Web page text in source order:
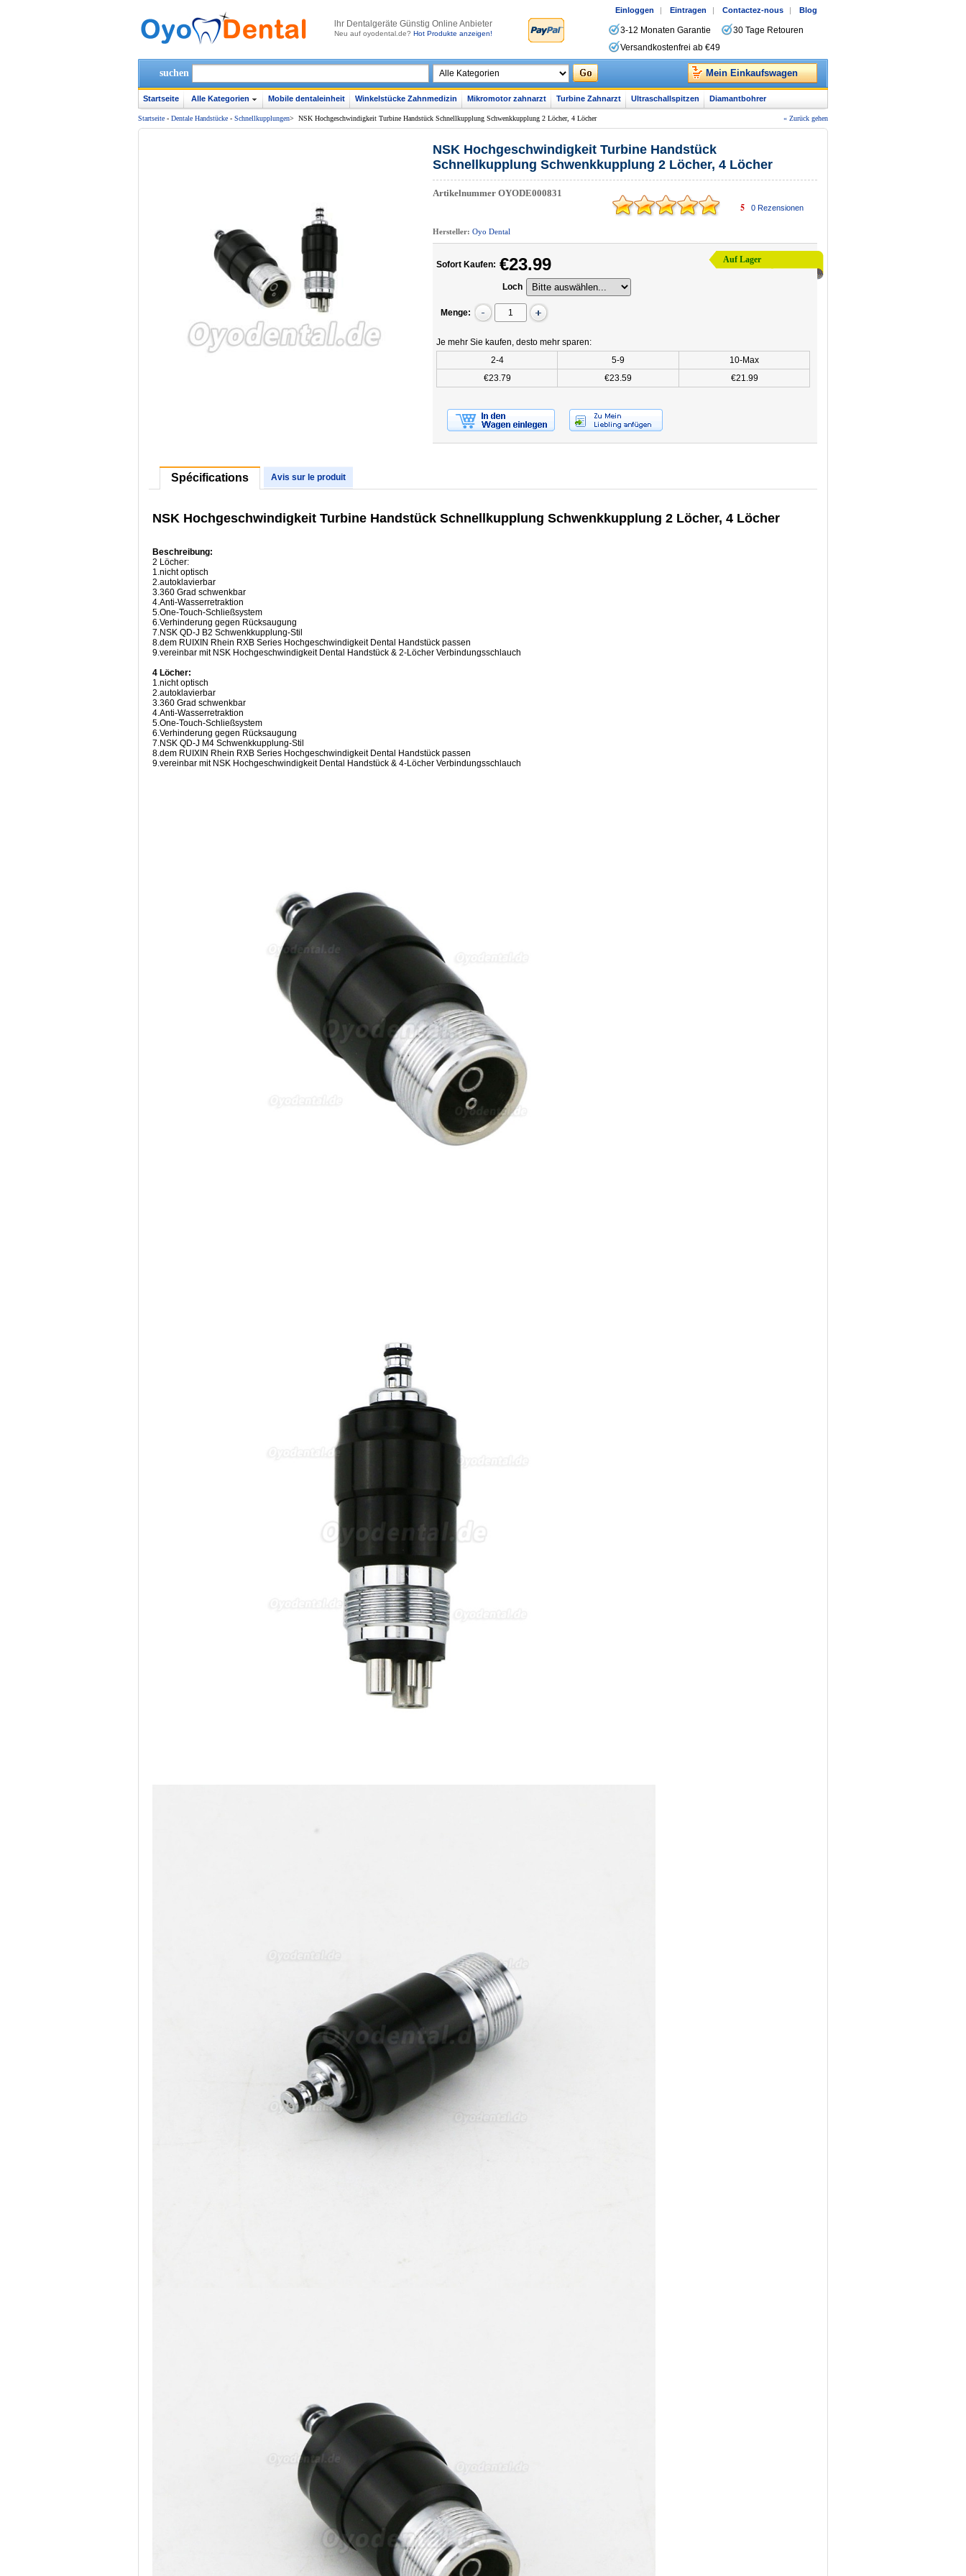
lhr Dentalgeräte Günstig Online Anbieter
Neu auf oyodental.de? Hot Produkte anzeigen!
Einloggen | Eintragen | Contactez-nous | Blog
3-12 Monaten Garantie
30 Tage Retouren
Versandkostenfrei ab €49
suchen Mein Einkaufswagen
Startseite Alle Kategorien Mobile dentaleinheit Winkelstücke Zahnmedizin Mikromotor zahnarzt Turbine Zahnarzt Ultraschallspitzen Diamantbohrer
Startseite - Dentale Handstücke - Schnellkupplungen> NSK Hochgeschwindigkeit Turbine Handstück Schnellkupplung Schwenkkupplung 2 Löcher, 4 Löcher « Zurück gehen
NSK Hochgeschwindigkeit Turbine Handstück
Schnellkupplung Schwenkkupplung 2 Löcher, 4 Löcher
Artikelnummer OYODE000831
5 0Rezensionen
Hersteller: Oyo Dental
Auf Lager
Sofort Kaufen: €23.99
Loch
Menge:
Je mehr Sie kaufen, desto mehr sparen:
2-4
5-9
10-Max
€23.79
€23.59 €21.99
Spécifications Avis sur le produit
NSK Hochgeschwindigkeit Turbine Handstück Schnellkupplung Schwenkkupplung 2 Löcher, 4 Löcher
Beschreibung:
2 Löcher:
1.nicht optisch
2.autoklavierbar
3.360 Grad schwenkbar
4.Anti-Wasserretraktion
5.One-Touch-Schließsystem
6.Verhinderung gegen Rücksaugung
7.NSK QD-J B2 Schwenkkupplung-Stil
8.dem RUIXIN Rhein RXB Series Hochgeschwindigkeit Dental Handstück passen
9.vereinbar mit NSK Hochgeschwindigkeit Dental Handstück & 2-Löcher Verbindungsschlauch
4 Löcher:
1.nicht optisch
2.autoklavierbar
3.360 Grad schwenkbar
4.Anti-Wasserretraktion
5.One-Touch-Schließsystem
6.Verhinderung gegen Rücksaugung
7.NSK QD-J M4 Schwenkkupplung-Stil
8.dem RUIXIN Rhein RXB Series Hochgeschwindigkeit Dental Handstück passen
9.vereinbar mit NSK Hochgeschwindigkeit Dental Handstück & 4-Löcher Verbindungsschlauch